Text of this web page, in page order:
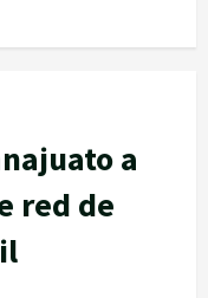
a
red de